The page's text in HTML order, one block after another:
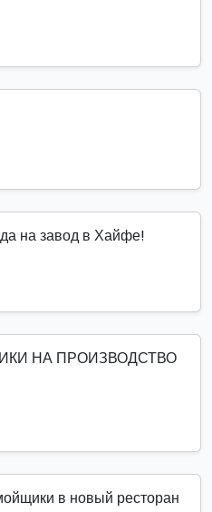
на завод в Хайфе!
НА ПРОИЗВОДСТВО
в новый ресторан